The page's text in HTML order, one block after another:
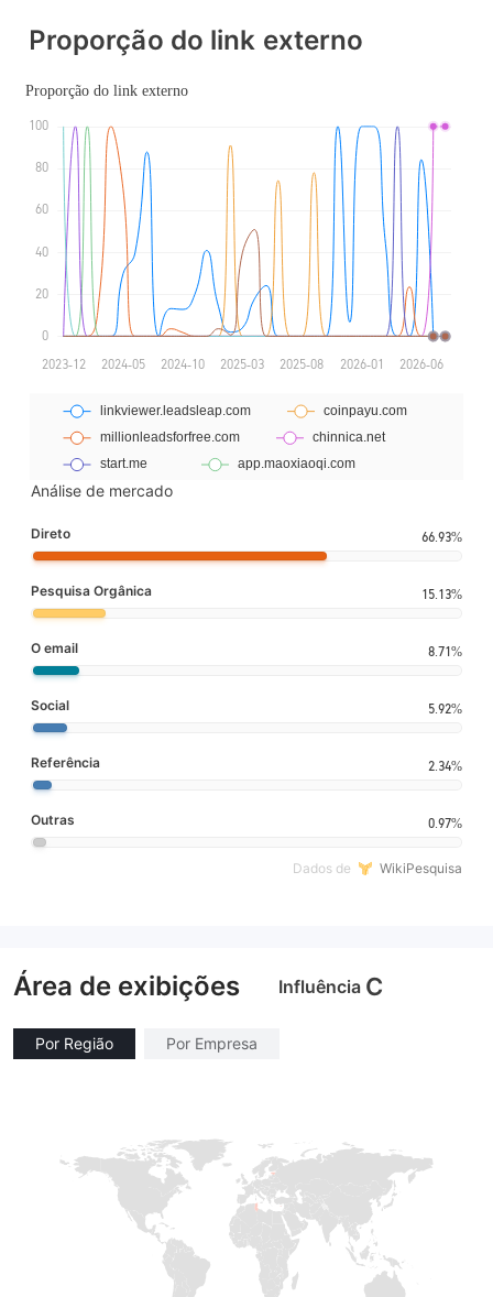
Proporção do link externo
Análise de mercado
Direto 66.93%
Pesquisa Orgânica 15.13%
O email 8.71%
Social 5.92%
Referência 2.34%
Outras 0.97%
Dados de WikiPesquisa
Área de exibições Influência C
Por Região Por Empresa